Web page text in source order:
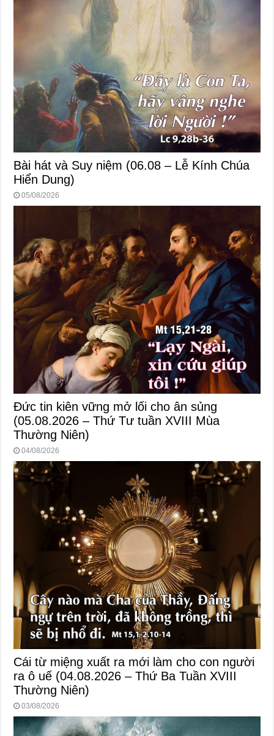
Bài hát và Suy niệm (06.08 – Lễ Kính Chúa
Hiển Dung)
05/08/2026
Đức tin kiên vững mở lối cho ân sủng
(05.08.2026 – Thứ Tư tuần XVIII Mùa
Thường Niên)
04/08/2026
Cái từ miệng xuất ra mới làm cho con người
ra ô uế (04.08.2026 – Thứ Ba Tuần XVIII
Thường Niên)
03/08/2026